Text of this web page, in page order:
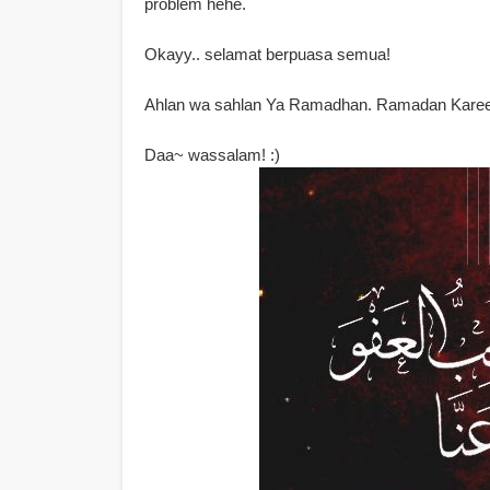
problem hehe.
Okayy.. selamat berpuasa semua!
Ahlan wa sahlan Ya Ramadhan. Ramadan
Daa~ wassalam! :)